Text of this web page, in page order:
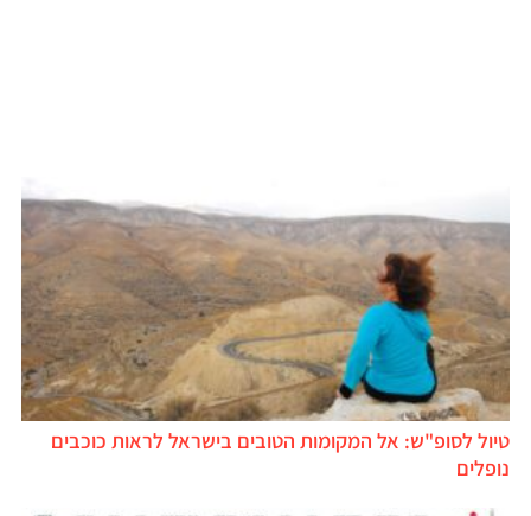
טיול לסופ"ש: אל המקומות הטובים בישראל לראות כוכבים
נופלים